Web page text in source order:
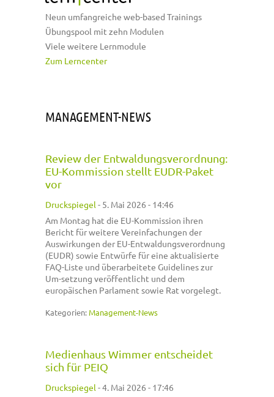
Neun umfangreiche web-based Trainings
Übungspool mit zehn Modulen
Viele weitere Lernmodule
Zum Lerncenter
MANAGEMENT-NEWS
Review der Entwaldungsverordnung:
EU-Kommission stellt EUDR-Paket
vor
Druckspiegel - 5. Mai 2026 - 14:46
Am Montag hat die EU-Kommission ihren
Bericht für weitere Vereinfachungen der
Auswirkungen der EU-Entwaldungsverordnung
(EUDR) sowie Entwürfe für eine aktualisierte
FAQ-Liste und überarbeitete Guidelines zur
Um-setzung veröffentlicht und dem
europäischen Parlament sowie Rat vorgelegt.
Kategorien: Management-News
Medienhaus Wimmer entscheidet
sich für PEIQ
Druckspiegel -4. Mai 2026 - 17:46